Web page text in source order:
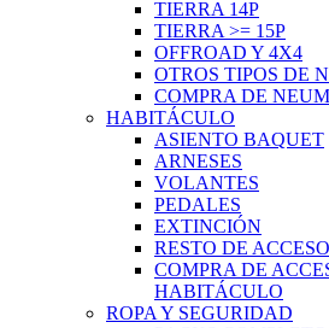
TIERRA 14P
TIERRA >= 15P
OFFROAD Y 4X4
OTROS TIPOS DE
COMPRA DE
HABITÁCULO
ASIENTO BAQUET
ARNESES
VOLANTES
PEDALES
EXTINCIÓN
RESTO DE
COMPRA DE
HABITÁCULO
ROPA Y SEGURIDAD